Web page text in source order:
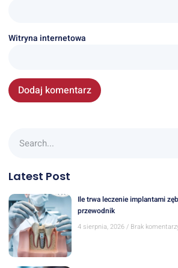
Witryna internetowa
Latest Post
Ile trwa leczenie implantami
przewodnik
4 sierpnia, 2026 Brak